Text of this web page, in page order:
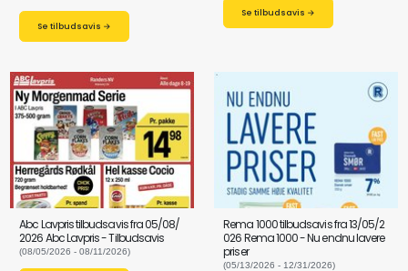
Se tilbudsavis →
Se tilbudsavis →
Abc Lavpris tilbudsavis fra 05/08/
2026 Abc Lavpris - Tilbudsavis
(08/05/2026 - 08/11/2026)
Rema 1000 tilbudsavis fra 13/05/2
026 Rema 1000 - Nu endnu lavere
priser
(05/13/2026 - 12/31/2026)